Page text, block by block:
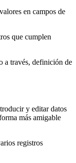
en campos de
que cumplen
a través, definición de
y editar datos
más amigable
registros